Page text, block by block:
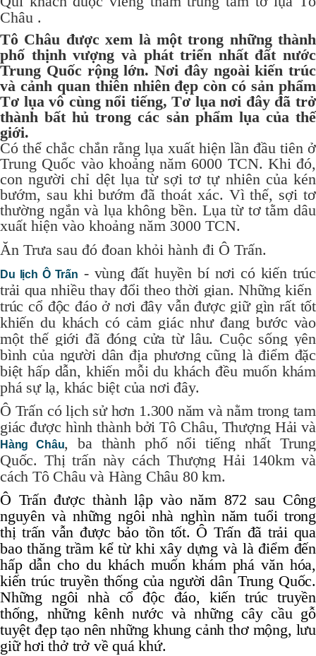
Châu .
Tô Châu được xem là một trong những thành
phố thịnh vượng và phát triển nhất đất nước
Trung Quốc rộng lớn. Nơi đây ngoài kiến trúc
và cảnh quan thiên nhiên đẹp còn có sản phẩm
Tơ lụa vô cùng nổi tiếng, Tơ lụa nơi đây đã trở
thành bất hủ trong các sản phẩm lụa của thế
giới.
Có thể chắc chắn rằng lụa xuất hiện lần đầu tiên ở
Trung Quốc vào khoảng năm 6000 TCN. Khi đó,
con người chỉ dệt lụa từ sợi tơ tự nhiên của kén
bướm, sau khi bướm đã thoát xác. Vì thế, sợi tơ
thường ngắn và lụa không bền. Lụa từ tơ tằm dâu
xuất hiện vào khoảng năm 3000 TCN.
Ăn Trưa sau đó đoan khỏi hành đi Ô Trấn.
Du lịch Ô Trấn - vùng đất huyền bí nơi có kiến ​​trúc
trải qua nhiều thay đổi theo thời gian. Những kiến ​​
trúc cổ độc đáo ở nơi đây vẫn được giữ gìn rất tốt
khiến du khách có cảm giác như đang bước vào
một thế giới đã đóng cửa từ lâu. Cuộc sống yên
bình của người dân địa phương cũng là điểm đặc
biệt hấp dẫn, khiến mỗi du khách đều muốn khám
phá sự lạ, khác biệt của nơi đây.
Ô Trấn có lịch sử hơn 1.300 năm và nằm trong tam
giác được hình thành bởi Tô Châu, Thượng Hải và
Hàng Châu, ba thành phố nổi tiếng nhất Trung
Quốc. Thị trấn này cách Thượng Hải 140km và
cách Tô Châu và Hàng Châu 80 km.
Ô Trấn được thành lập vào năm 872 sau Công
nguyên và những ngôi nhà nghìn năm tuổi trong
thị trấn vẫn được bảo tồn tốt. Ô Trấn đã trải qua
bao thăng trầm kể từ khi xây dựng và là điểm đến
hấp dẫn cho du khách muốn khám phá văn hóa,
kiến ​​trúc truyền thống của người dân Trung Quốc.
Những ngôi nhà cổ độc đáo, kiến ​​trúc truyền
thống, những kênh nước và những cây cầu gỗ
tuyệt đẹp tạo nên những khung cảnh thơ mộng, lưu
giữ hơi thở trở về quá khứ.